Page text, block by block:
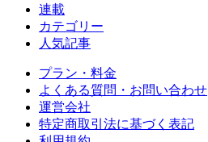
連載
カテゴリー
人気記事
プラン・料金
よくある質問・お問い合わせ
運営会社
特定商取引法に基づく表記